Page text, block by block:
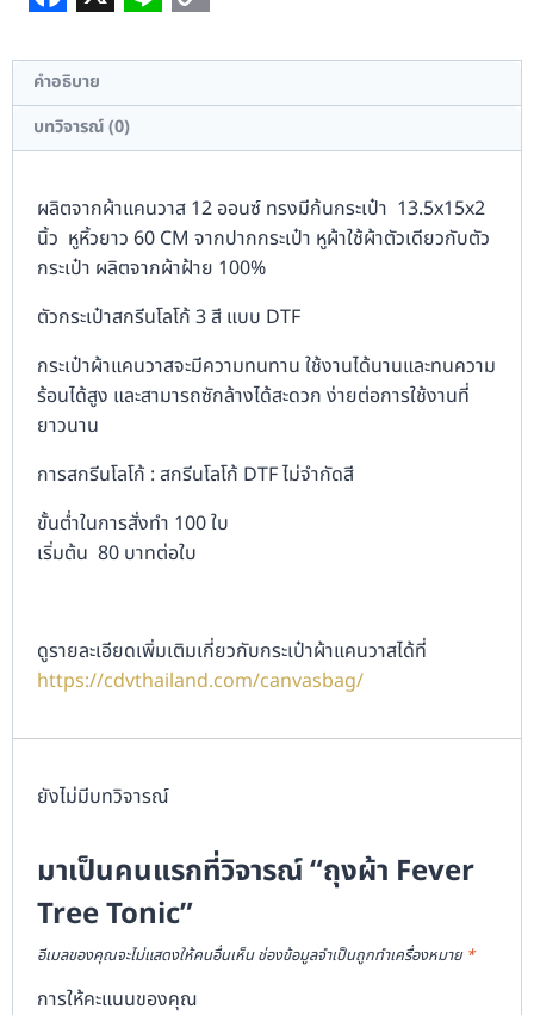
Facebook
X LineCopy
Link
คำอธิบาย
บทวิจารณ์ (0)
ผลิตจากผ้าแคนวาส 12 ออนซ์ ทรงมีก้นกระเป๋า 13.5x15x2
นิ้ว หูหิ้วยาว 60 CM จากปากกระเป๋า หูผ้าใช้ผ้าตัวเดียวกับตัว
กระเป๋า ผลิตจากผ้าฝ้าย 100%
ตัวกระเป๋าสกรีนโลโก้ 3 สี แบบ DTF
กระเป๋าผ้าแคนวาสจะมีความทนทาน ใช้งานได้นานและทนความ
ร้อนได้สูง และสามารถซักล้างได้สะดวก ง่ายต่อการใช้งานที่
ยาวนาน
การสกรีนโลโก้ : สกรีนโลโก้ DTF ไม่จำกัดสี
ขั้นต่ำในการสั่งทำ 100 ใบ
เริ่มต้น 80 บาทต่อใบ
ดูรายละเอียดเพิ่มเติมเกี่ยวกับกระเป๋าผ้าแคนวาสได้ที่
https://cdvthailand.com/canvasbag/
ยังไม่มีบทวิจารณ์
มาเป็นคนแรกที่วิจารณ์ “ถุงผ้า Fever
Tree Tonic”
อีเมลของคุณจะไม่แสดงให้คนอื่นเห็น ช่องข้อมูลจำเป็นถูกทำเครื่องหมาย *
การให้คะแนนของคุณ